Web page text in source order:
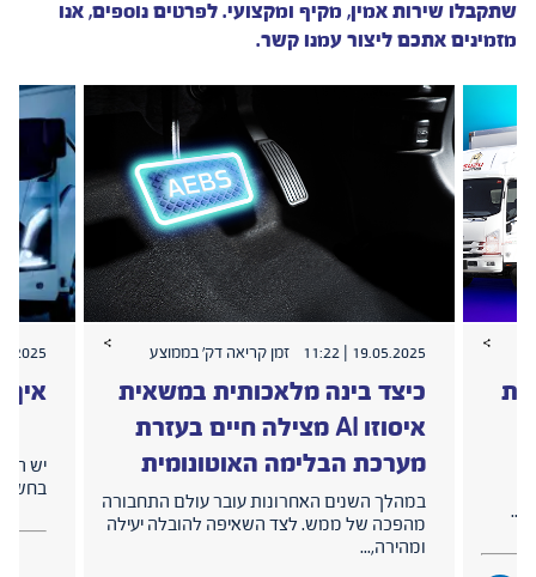
שתקבלו שירות אמין, מקיף ומקצועי. לפרטים נוספים, אנו
מזמינים אתכם ליצור עמנו קשר.
19.05.2025 | 11:22 זמן קריאה דק׳ בממוצע
כיצד בינה מלאכותית במשאית
איסוזו AI מצילה חיים בעזרת
מערכת הבלימה האוטונומית
במהלך השנים האחרונות עובר עולם התחבורה
מהפכה של ממש. לצד השאיפה להובלה יעילה
ומהירה,...
| 16:08
איך
יש